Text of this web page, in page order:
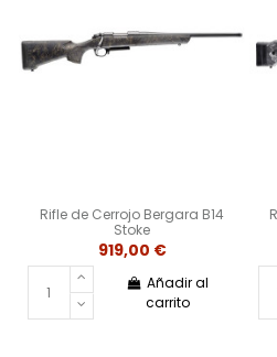
Rifle de Cerrojo Bergara B14
Stoke
919,00 €
Añadir al
carrito